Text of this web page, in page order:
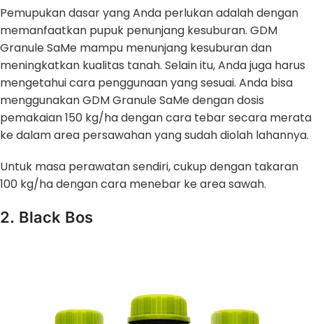
Pemupukan dasar yang Anda perlukan adalah dengan
memanfaatkan pupuk penunjang kesuburan. GDM
Granule SaMe mampu menunjang kesuburan dan
meningkatkan kualitas tanah. Selain itu, Anda juga harus
mengetahui cara penggunaan yang sesuai. Anda bisa
menggunakan GDM Granule SaMe dengan dosis
pemakaian 150 kg/ha dengan cara tebar secara merata
ke dalam area persawahan yang sudah diolah lahannya.
Untuk masa perawatan sendiri, cukup dengan takaran
100 kg/ha dengan cara menebar ke area sawah.
2. Black Bos